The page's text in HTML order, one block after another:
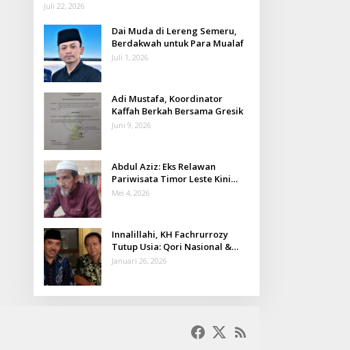
Juli 22, 2026
Dai Muda di Lereng Semeru,
Berdakwah untuk Para Mualaf
Juli 1, 2026
Adi Mustafa, Koordinator
Kaffah Berkah Bersama Gresik
Juni 9, 2026
Abdul Aziz: Eks Relawan
Pariwisata Timor Leste Kini
Takmir Kalisat
Mei 4, 2026
Innalillahi, KH Fachrurrozy
Tutup Usia: Qori Nasional &
Mantan Kadis Kemenag yang
Januari 26, 2026